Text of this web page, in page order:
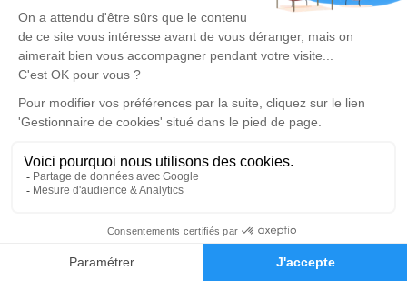
Faire-part Hommages
Un service de plantation d’arbre hommage est
disponible ici.
samedi 06 février 2021 à 14h00
Église Sainte Richarde de Marlenheim
67520 Marlenheim